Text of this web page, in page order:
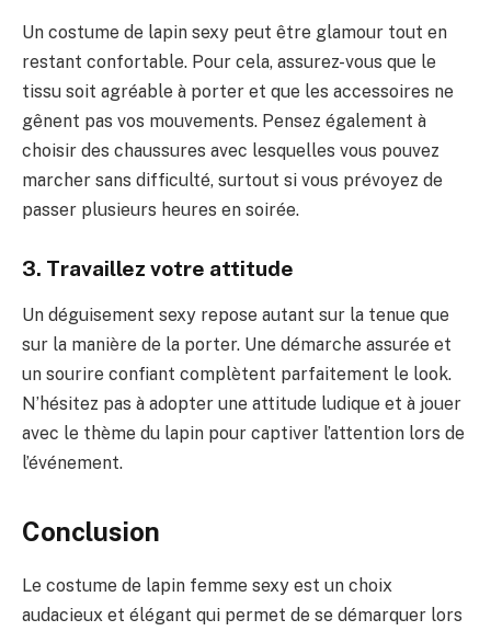
Un costume de lapin sexy peut être glamour tout en
restant confortable. Pour cela, assurez-vous que le
tissu soit agréable à porter et que les accessoires ne
gênent pas vos mouvements. Pensez également à
choisir des chaussures avec lesquelles vous pouvez
marcher sans difficulté, surtout si vous prévoyez de
passer plusieurs heures en soirée.
3. Travaillez votre attitude
Un déguisement sexy repose autant sur la tenue que
sur la manière de la porter. Une démarche assurée et
un sourire confiant complètent parfaitement le look.
N’hésitez pas à adopter une attitude ludique et à jouer
avec le thème du lapin pour captiver l’attention lors de
l’événement.
Conclusion
Le costume de lapin femme sexy est un choix
audacieux et élégant qui permet de se démarquer lors